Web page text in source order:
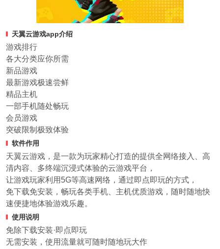
天翼云游戏app介绍
游戏排行
各大分类应你所需
新品游戏
最新游戏极速尝鲜
精品主机
一部手机随处畅玩
会员游戏
突破限制极致体验
软件作用
天翼云游戏，是一款为玩家精心打造的提供全网络接入、高
清内容、多终端沉浸式体验的云游戏平台，
让游戏玩家利用5G等高速网络，通过即点即玩的方式，
免下载免安装，畅玩各类手机、主机优质游戏，随时随地快
速便捷地体验游戏乐趣。
使用说明
免除下载安装·即点即玩
无需安装，使用流量就可随时随地玩大作